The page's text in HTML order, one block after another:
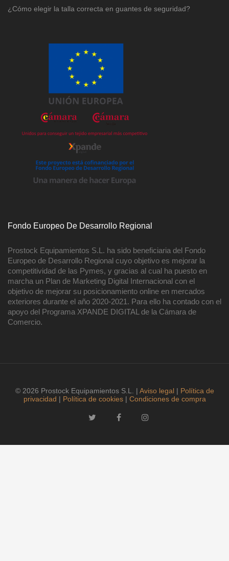
¿Cómo elegir la talla correcta en guantes de seguridad?
Fondo Europeo De Desarrollo Regional
Prostock Equipamientos S.L. ha sido beneficiaria del Fondo
Europeo de Desarrollo Regional cuyo objetivo es mejorar la
competitividad de las Pymes, y gracias al cual ha puesto en
marcha un Plan de Marketing Digital Internacional con el
objetivo de mejorar su posicionamiento online en mercados
exteriores durante el año 2020-2021. Para ello ha contado con el
apoyo del Programa XPANDE DIGITAL de la Cámara de
Comercio.
© 2026 Prostock Equipamientos S.L. | Aviso legal| Política de
privacidad | Política de cookies| Condiciones de compra